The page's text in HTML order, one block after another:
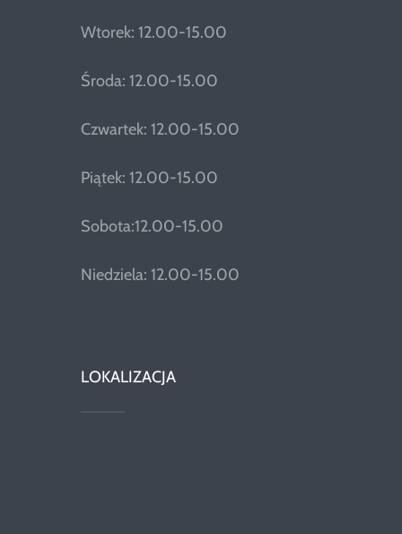
Wtorek: 12.00-15.00
Środa: 12.00-15.00
Czwartek: 12.00-15.00
Piątek: 12.00-15.00
Sobota:12.00-15.00
Niedziela: 12.00-15.00
LOKALIZACJA